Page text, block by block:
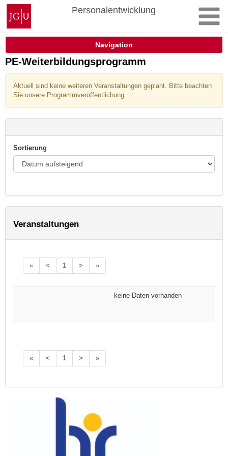
Zum
Inhalt
springen
Johannes
Gutenberg-
Universität
Personalentwicklung
Navigation
PE-Weiterbildungsprogramm
Aktuell sind keine weiteren Veranstaltungen geplant. Bitte beachten
Sie unsere Programmveröffentlichung.
Sortierung
Veranstaltungen
« < 1 > »
keine Daten vorhanden
« < 1 > »